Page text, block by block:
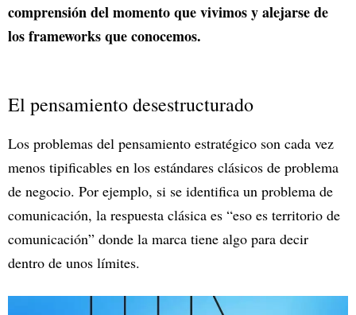
comprensión del momento que vivimos y alejarse de
los frameworks que conocemos.
El pensamiento desestructurado
Los problemas del pensamiento estratégico son cada vez
menos tipificables en los estándares clásicos de problema
de negocio. Por ejemplo, si se identifica un problema de
comunicación, la respuesta clásica es “eso es territorio de
comunicación” donde la marca tiene algo para decir
dentro de unos límites.